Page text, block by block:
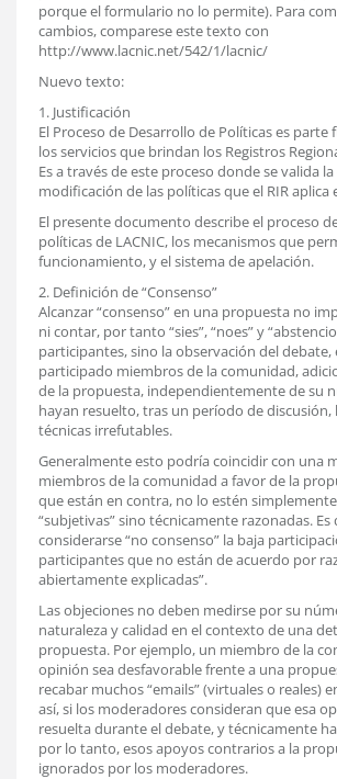
porque el formulario no lo permite). Para
cambios, comparese este texto con
http://www.lacnic.net/542/1/lacnic/
Nuevo texto:
1. Justificación
El Proceso de Desarrollo de Políticas es
los servicios que brindan los Registros
Es a través de este proceso donde se valida
modificación de las políticas que el RIR aplica
El presente documento describe el proceso
políticas de LACNIC, los mecanismos que
funcionamiento, y el sistema de apelación.
2. Definición de “Consenso”
Alcanzar “consenso” en una propuesta no
ni contar, por tanto “sies”, “noes” y
participantes, sino la observación del debate,
participado miembros de la comunidad,
de la propuesta, independientemente de su
hayan resuelto, tras un período de discusión,
técnicas irrefutables.
Generalmente esto podría coincidir con una
miembros de la comunidad a favor de la
que están en contra, no lo estén
“subjetivas” sino técnicamente razonadas.
considerarse “no consenso” la baja
participantes que no están de acuerdo por
abiertamente explicadas”.
Las objeciones no deben medirse por su
naturaleza y calidad en el contexto de una
propuesta. Por ejemplo, un miembro de la
opinión sea desfavorable frente a una
recabar muchos “emails” (virtuales o reales)
así, si los moderadores consideran que esa
resuelta durante el debate, y técnicamente
por lo tanto, esos apoyos contrarios a la
ignorados por los moderadores.